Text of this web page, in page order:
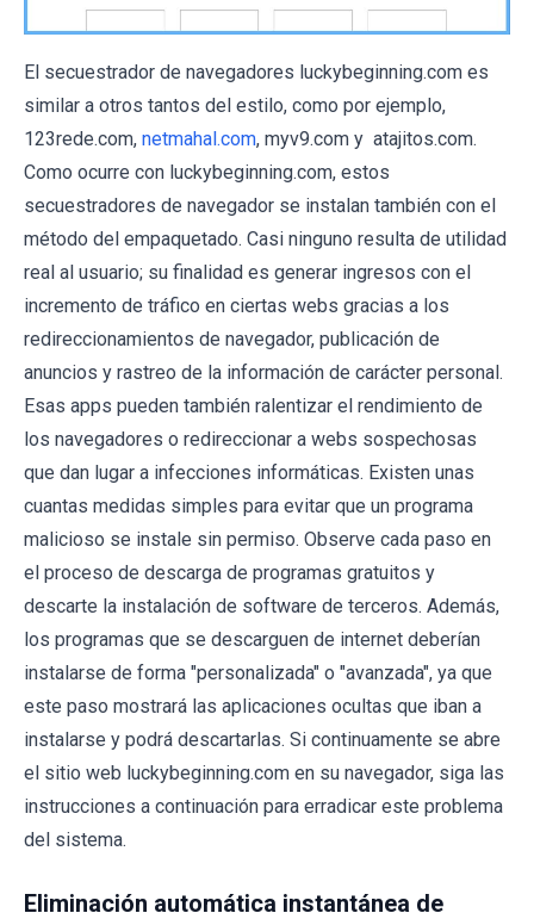
El secuestrador de navegadores luckybeginning.com es
similar a otros tantos del estilo, como por ejemplo,
123rede.com, netmahal.com, myv9.com y atajitos.com.
Como ocurre con luckybeginning.com, estos
secuestradores de navegador se instalan también con el
método del empaquetado. Casi ninguno resulta de utilidad
real al usuario; su finalidad es generar ingresos con el
incremento de tráfico en ciertas webs gracias a los
redireccionamientos de navegador, publicación de
anuncios y rastreo de la información de carácter personal.
Esas apps pueden también ralentizar el rendimiento de
los navegadores o redireccionar a webs sospechosas
que dan lugar a infecciones informáticas. Existen unas
cuantas medidas simples para evitar que un programa
malicioso se instale sin permiso. Observe cada paso en
el proceso de descarga de programas gratuitos y
descarte la instalación de software de terceros. Además,
los programas que se descarguen de internet deberían
instalarse de forma "personalizada" o "avanzada", ya que
este paso mostrará las aplicaciones ocultas que iban a
instalarse y podrá descartarlas. Si continuamente se abre
el sitio web luckybeginning.com en su navegador, siga las
instrucciones a continuación para erradicar este problema
del sistema.
Eliminación automática instantánea de